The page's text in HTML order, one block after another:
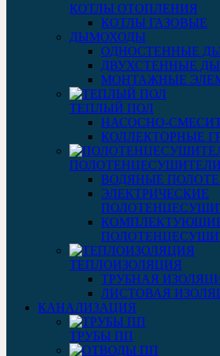
КОТЛЫ ОТОПЛЕНИЯ
КОТЛЫ ГАЗОВЫЕ
ДЫМОХОДЫ
ОДНОСТЕННЫЕ
ДВУХСТЕННЫЕ
МОНТАЖНЫЕ
ТЕПЛЫЙ ПОЛ
НАСОСНО-
КОЛЛЕКТОРНЫЕ
ПОЛОТЕНЦЕСУШИТЕЛИ
ВОДЯНЫЕ
ЭЛЕКТРИЧЕСКИЕ
ТЕПЛОИЗОЛЯЦИЯ
ТРУБНАЯ
ЛИСТОВАЯ
КАНАЛИЗАЦИЯ
ТРУБЫ ПП